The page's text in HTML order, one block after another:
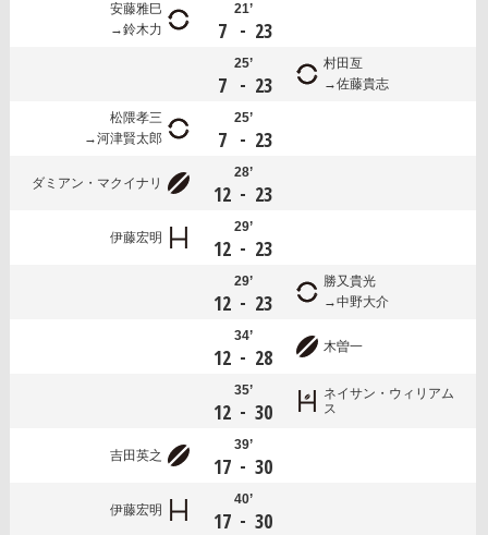
安藤雅巳
鈴木力
21’
7 - 23
25’
7 - 23
村田亙
佐藤貴志
松隈孝三
河津賢太郎
25’
7 - 23
ダミアン・マクイナリ
28’
12 - 23
伊藤宏明
29’
12 - 23
29’
12 - 23
勝又貴光
中野大介
34’
12 - 28 木曽一
35’
12 - 30
ネイサン・ウィリアム
ス
吉田英之
39’
17 - 30
伊藤宏明
40’
17 - 30